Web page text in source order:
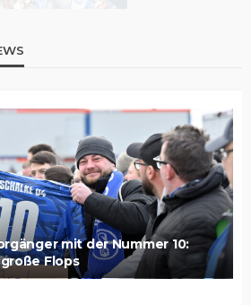
mit der Nummer 10:
Flops